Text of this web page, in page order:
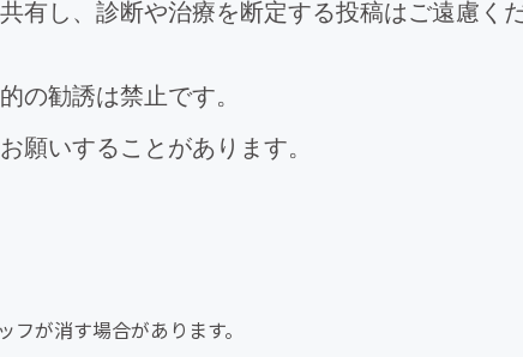
有し、診断や治療を断定する投稿はご遠慮く
の勧誘は禁止です。
願いすることがあります。
が消す場合があります。